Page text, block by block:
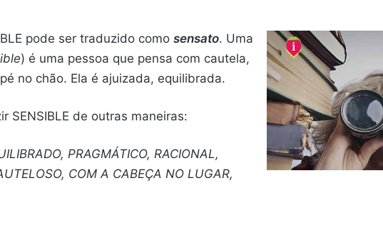
pode ser traduzido como sensato. Uma
) é uma pessoa que pensa com cautela,
no chão. Ela é ajuizada, equilibrada.
SENSIBLE de outras maneiras:
PRAGMÁTICO, RACIONAL,
COM A CABEÇA NO LUGAR,